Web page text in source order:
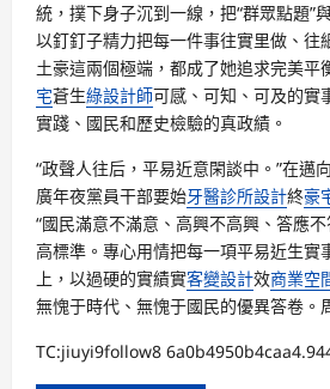
統，撲下身子沉到一線，把“群眾點題”
以釘釘子精力把每一件事往實里做、往
土豪這兩個極端，都成了她追求完美平
宅蒼生綠設計師可感、可知、可及的實
實踐、國民和歷史檢驗的真政績。
“政聲人往后，平易近意閑談中。”在邁
廣年夜黨員干部要始牙醫診所設計終豪
“國民滿意不滿意、高興不高興、答應
高標準。專心用情把每一項平易近生實
上，以過硬的實績實客變設計效商業空
無愧于時代、無愧于國民的優異答卷。
TC:jiuyi9follow8